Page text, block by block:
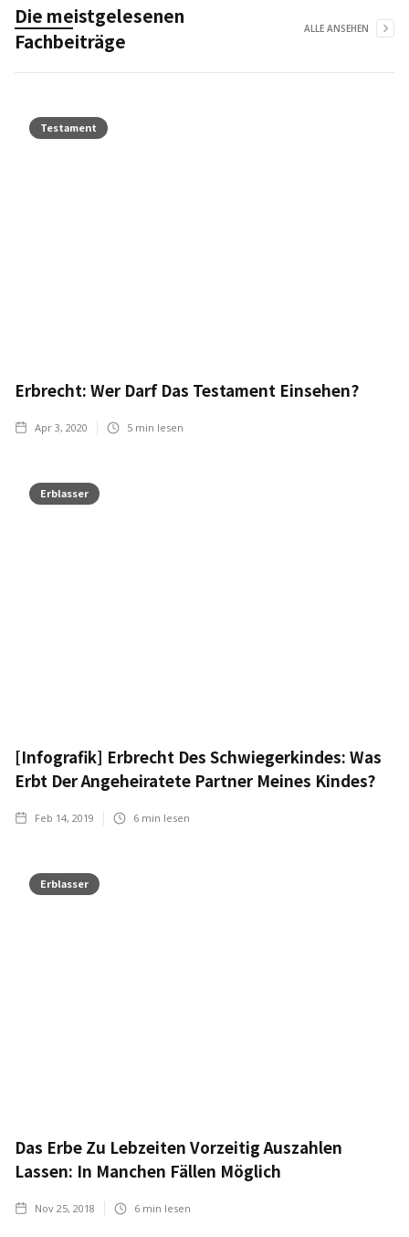
Die meistgelesenen
Fachbeiträge
ALLE ANSEHEN
Testament
Erbrecht: Wer Darf Das Testament Einsehen?
Apr 3, 2020 5 min lesen
Erblasser
[Infografik] Erbrecht Des Schwiegerkindes: Was
Erbt Der Angeheiratete Partner Meines Kindes?
Feb 14, 2019 6 min lesen
Erblasser
Das Erbe Zu Lebzeiten Vorzeitig Auszahlen
Lassen: In Manchen Fällen Möglich
Nov 25, 2018 6 min lesen